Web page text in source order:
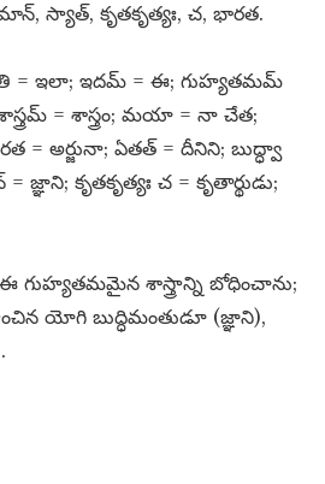
స్యాత్​, కృతకృత్యః, చ, భారత.
= ఇలా; ఇదమ్​ = ఈ; గుహ్యతమమ్​
= శాస్త్రం; మయా = నా చేత;
= అర్జునా; ఏతత్​ = దీనిని; బుద్ధ్వా
జ్ఞాని; కృతకృత్యః చ = కృతార్థుడు;
గుహ్యతమమైన శాస్త్రాన్ని బోధించాను;
యోగి బుద్ధిమంతుడూ (జ్ఞాని),